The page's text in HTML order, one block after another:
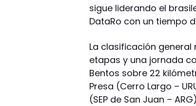
sigue liderando el
DataRo con un tiempo
La clasificación
etapas y una jornada
Bentos sobre 22
Presa (Cerro Largo –
(SEP de San Juan –